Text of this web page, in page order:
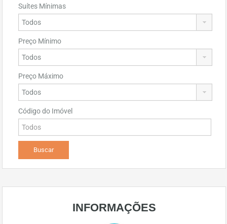
Suítes Mínimas
Preço Mínimo
Preço Máximo
Código do Imóvel
INFORMAÇÕES